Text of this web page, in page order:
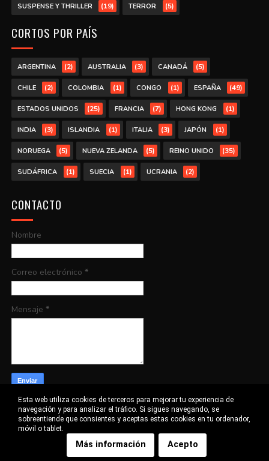
SUSPENSE Y THRILLER (19) TERROR (5)
CORTOS POR PAÍS
ARGENTINA (2) AUSTRALIA (3) CANADÁ (5)
CHILE (2) COLOMBIA (1) CONGO (1) ESPAÑA (49)
ESTADOS UNIDOS (25) FRANCIA (7) HONG KONG (1)
INDIA (3) ISLANDIA (1) ITALIA (3) JAPÓN (1)
NORUEGA (5) NUEVA ZELANDA (5) REINO UNIDO (35)
SUDÁFRICA (1) SUECIA (1) UCRANIA (2)
CONTACTO
Nombre
Correo electrónico *
Mensaje *
©CORTOS EXCEPCIONALES2016-2020 | CREATED BYSORA TEMPLATES
TEMPLATES
Esta web utiliza cookies de terceros para mejorar tu experiencia de
navegación y para analizar el tráfico. Si sigues navegando, se
sobreentiende que consientes y aceptas estas cookies en tu ordenador,
móvil o tablet.
Más información Acepto